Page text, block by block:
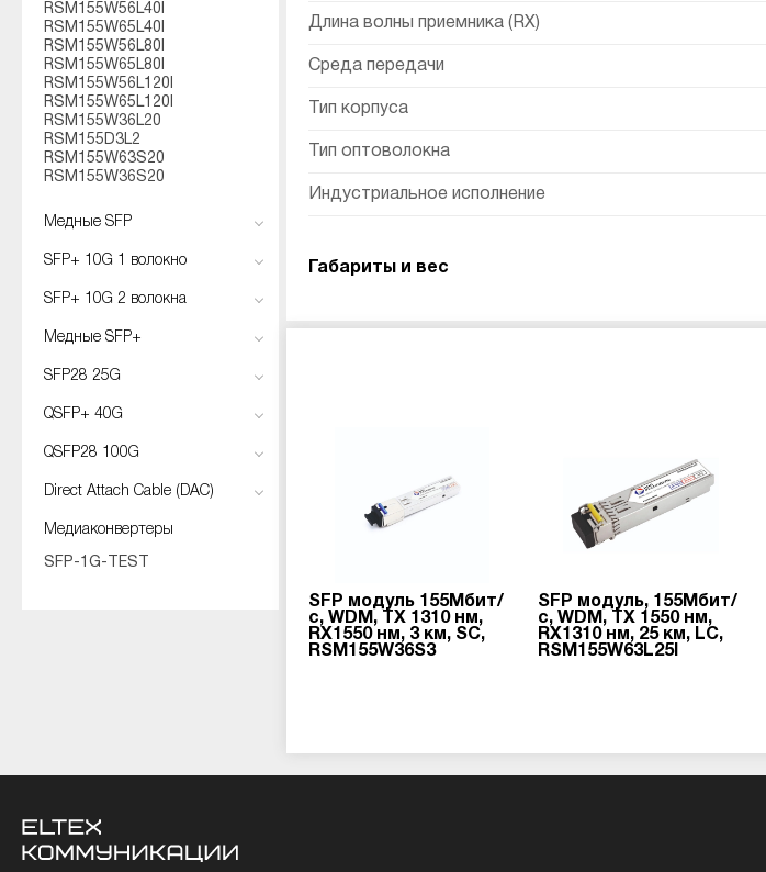
RSM155W56L40I
RSM155W65L40I
RSM155W56L80I
RSM155W65L80I
RSM155W56L120I
RSM155W65L120I
RSM155W36L20
RSM155D3L2
RSM155W63S20
RSM155W36S20
Медные SFP
SFP+ 10G 1 волокно
SFP+ 10G 2 волокна
Медные SFP+
SFP28 25G
QSFP+ 40G
QSFP28 100G
Direct Attach Cable (DAC)
Медиаконвертеры
SFP-1G-TEST
Длина волны приемника (RX)
Среда передачи
Тип корпуса
Тип оптоволокна
Индустриальное исполнение
Габариты и вес
SFP модуль 155Мбит/
с, WDM, TX 1310 нм,
RX1550 нм, 3 км, SC,
RSM155W36S3
SFP модуль, 155Мбит/
с, WDM, TX 1550 нм,
RX1310 нм, 25 км, LC,
RSM155W63L25I